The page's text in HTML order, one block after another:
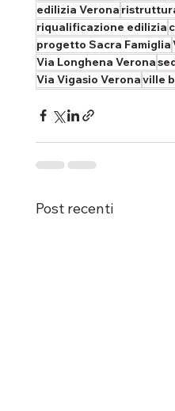
edilizia Verona
riqualificazione edilizia
progetto Sacra Famiglia
Via Longhena Verona
Via Vigasio Veronaville
Post recenti